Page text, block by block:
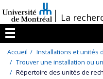
au
contenu
/La
Menu
Accueil
Installations et unités
Trouver une installation ou
Répertoire des unités de